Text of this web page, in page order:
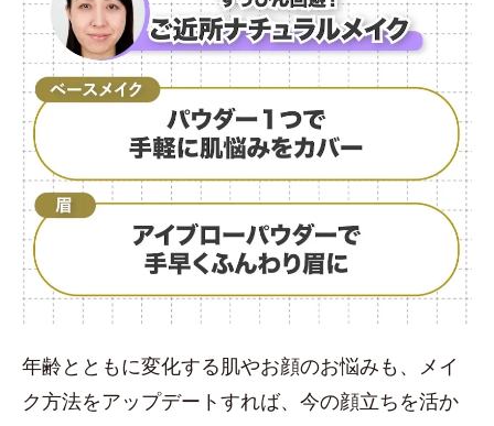
年齢とともに変化する肌やお顔のお悩みも、メイ
ク方法をアップデートすれば、今の顔立ちを活か